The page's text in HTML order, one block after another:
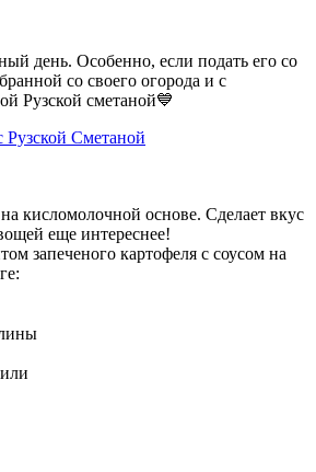
день. Особенно, если подать его со
со своего огорода и с
Рузской сметаной💙
Рузской Сметаной
кисломолочной основе. Сделает вкус
еще интереснее!
запеченого картофеля с соусом на